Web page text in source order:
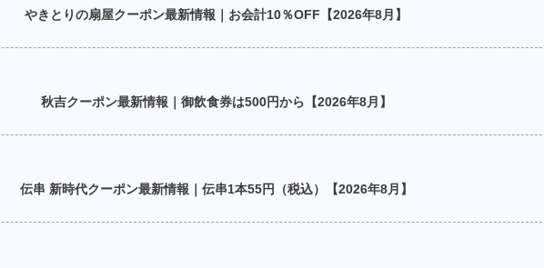
やきとりの扇屋クーポン最新情報｜お会計10％OFF【2026年8月】
秋吉クーポン最新情報｜御飲食券は500円から【2026年8月】
伝串 新時代クーポン最新情報｜伝串1本55円（税込）【2026年8月】